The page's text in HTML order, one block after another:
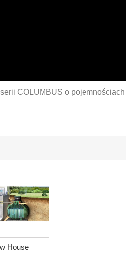
COLUMBUS o
House